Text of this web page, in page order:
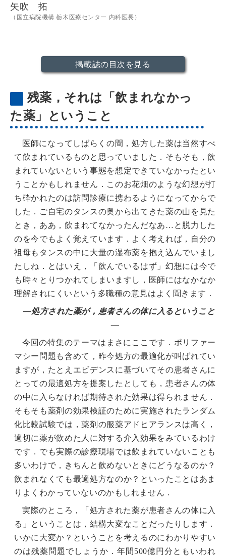
矢吹 拓
（国立病院機構 栃木医療センター 内科医長）
掲載誌の目次を見る
残薬，それは「飲まれなかっ
た薬」ということ
医師になってしばらくの間，処方した薬は当然すべ
て飲まれているものと思っていました．そもそも，飲
まれていないという事態を想定できていなかったとい
うことかもしれません．このお花畑のような幻想が打
ち砕かれたのは訪問診療に携わるようになってからで
した．ご自宅のタンスの奥から出てきた薬の山を見た
とき，ああ，飲まれてなかったんだなあ…と脱力した
のを今でもよく覚えています．よく考えれば，自分の
祖母もタンスの中に大量の湿布薬を抱え込んでいまし
たしね．とはいえ，「飲んでいるはず」幻想には今で
も時々とりつかれてしまいますし，医師にはなかなか
理解されにくいという多職種の意見はよく聞きます．
―処方された薬が，患者さんの体に入るということ
―
今回の特集のテーマはまさにここです．ポリファー
マシー問題も含めて，昨今処方の最適化が叫ばれてい
ますが，たとえエビデンスに基づいてその患者さんに
とっての最適処方を提案したとしても，患者さんの体
の中に入らなければ期待された効果は得られません．
そもそも薬剤の効果検証のために実施されたランダム
化比較試験では，薬剤の服薬アドヒアランスは高く，
適切に薬が飲めた人に対する介入効果をみているわけ
です．でも実際の診療現場では飲まれていないことも
多いわけで，きちんと飲めないときにどうなるのか？
飲まれなくても最適処方なのか？といったことはあま
りよくわかっていないのかもしれません．
実際のところ，「処方された薬が患者さんの体に入
る」ということは，結構大変なことだったりします．
いかに大変か？ということを考えるのにわかりやすい
のは残薬問題でしょうか．年間500億円分ともいわれ